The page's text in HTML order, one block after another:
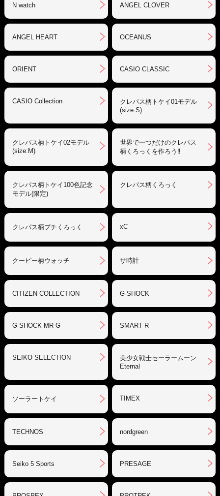
N watch ANGEL CLOVER
ANGEL HEART OCEANUS
ORIENT CASIO CLASSIC
CASIO Collection
クレパス柄トケイ01モデル
(size:S)
クレパス柄トケイ02モデル
(size:M)
世界で一つだけのクレパス
柄くろっくを作ろう‼︎
クレパス柄トケイ100色記念
モデル(限定)
クレパス柄くろっく
クレパス柄プチくろっく xC
クーピー柄ウォッチ サ時計
CITIZEN COLLECTION G-SHOCK
G-SHOCK MR-G SMART R
SEIKO SELECTION
美少女戦士セーラームーン
Eternal
ソーラートケイ TIMEX
TECHNOS nordgreen
Seiko 5 Sports PRESAGE